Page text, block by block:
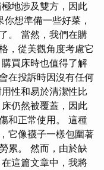
地涉及雙方，因此
你想準備一些好菜，
。 當然，我們在購
，從美觀角度考慮它
買床時也值得了解
在投訴時因沒有任何
性和易於清潔性比
仍然被覆蓋，因此
和正常使用。 這種
它像襪子一樣包圍著
累。 然而，由於缺
這篇文章中，我將